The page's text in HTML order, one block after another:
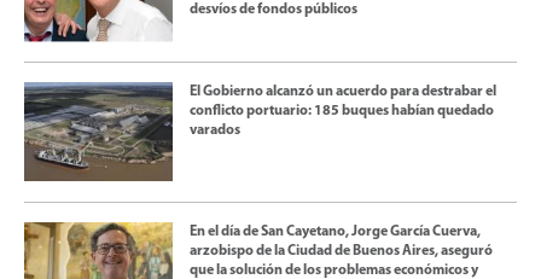
desvíos de fondos públicos
El Gobierno alcanzó un acuerdo para destrabar el
conflicto portuario: 185 buques habían quedado
varados
En el día de San Cayetano, Jorge García Cuerva,
arzobispo de la Ciudad de Buenos Aires, aseguró
que la solución de los problemas económicos y